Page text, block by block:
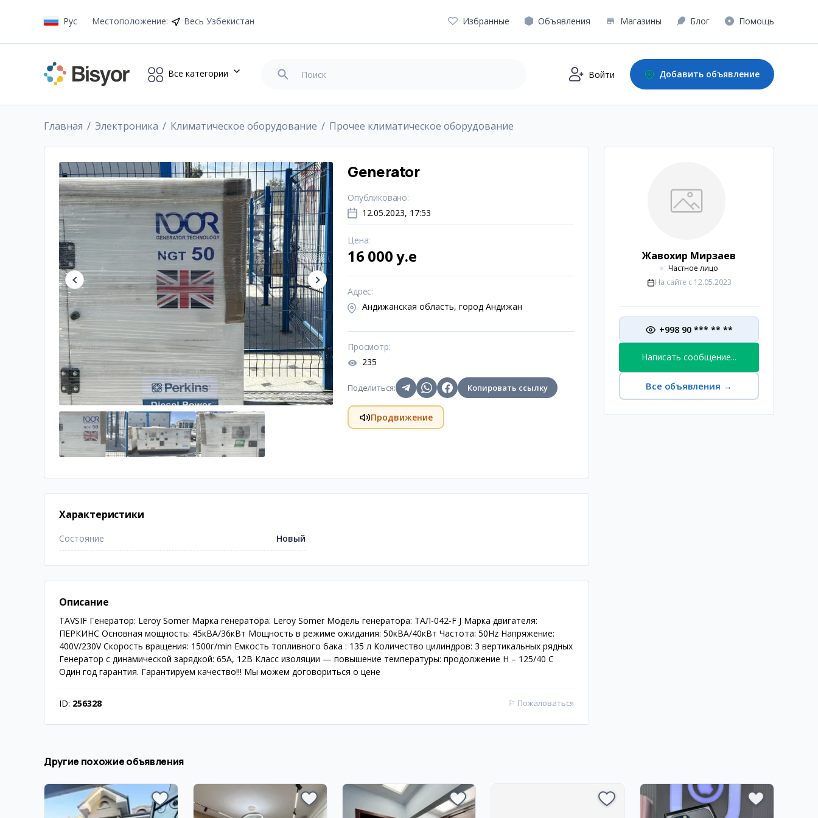
Рус Местоположение: Весь Узбекистан Избранные Объявления Магазины Блог Помощь
Все категории Войти Добавить объявление
Главная Электроника Климатическое оборудование Прочее климатическое оборудование
Generator
Опубликовано:
12.05.2023, 17:53
Цена:
16 000 y.e
Адрес:
Андижанская область, город Андижан
Просмотр:
235
Поделиться: Копировать ссылку
Продвижение
Характеристики
Состояние Новый
Описание
TAVSIF Генератор: Leroy Somer Марка генератора: Leroy Somer Модель генератора: ТАЛ-042-F J Марка двигателя:
ПЕРКИНС Основная мощность: 45кВА/36кВт Мощность в режиме ожидания: 50кВА/40кВт Частота: 50Hz Напряжение:
400V/230V Скорость вращения: 1500г/min Емкость топливного бака : 135 л Количество цилиндров: 3 вертикальных рядных
Генератор с динамической зарядкой: 65А, 12В Класс изоляции — повышение температуры: продолжение Н – 125/40 С
Один год гарантия. Гарантируем качество!!! Мы можем договориться о цене
ID: 256328 ⚐ Пожаловаться
Жавохир Мирзаев
Частное лицо
На сайте с 12.05.2023
+998 90 *** ** **
Написать сообщение...
Все объявления →
Другие похожие объявления